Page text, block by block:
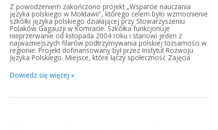
Z powodzeniem zakończono projekt „Wsparcie nauczania
języka polskiego w Mołdawii”, którego celem było wzmocnienie
szkółki języka polskiego działającej przy Stowarzyszeniu
Polaków Gagauzji w Komracie. Szkółka funkcjonuje
nieprzerwanie od listopada 2004 roku i stanowi jeden z
najważniejszych filarów podtrzymywania polskiej tożsamości w
regionie. Projekt dofinansowany był przez Instytut Rozwoju
Języka Polskiego. Miejsce, które łączy społeczność Zajęcia
Dowiedz się więcej »